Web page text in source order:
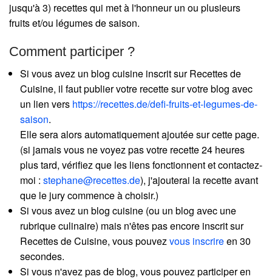
jusqu'à 3) recettes qui met à l'honneur un ou plusieurs
fruits et/ou légumes de saison.
Comment participer ?
Si vous avez un blog cuisine inscrit sur Recettes de
Cuisine, il faut publier votre recette sur votre blog avec
un lien vers https://recettes.de/defi-fruits-et-legumes-de-
saison.
Elle sera alors automatiquement ajoutée sur cette page.
(si jamais vous ne voyez pas votre recette 24 heures
plus tard, vérifiez que les liens fonctionnent et contactez-
moi : stephane@recettes.de), j'ajouterai la recette avant
que le jury commence à choisir.)
Si vous avez un blog cuisine (ou un blog avec une
rubrique culinaire) mais n'êtes pas encore inscrit sur
Recettes de Cuisine, vous pouvezvous inscrireen 30
secondes.
Si vous n'avez pas de blog, vous pouvez participer en